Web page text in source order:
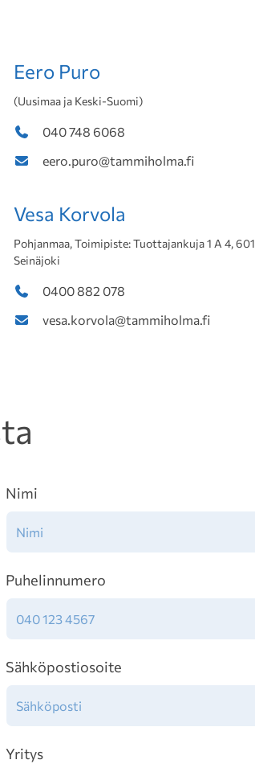
Eero Puro
(Uusimaa ja Keski-Suomi)
040 748 6068
eero.puro@tammiholma.fi
Vesa Korvola
Pohjanmaa, Toimipiste: Tuottajankuja 1 A 4,
Seinäjoki
0400 882 078
vesa.korvola@tammiholma.fi
Nimi
Puhelinnumero
Sähköpostiosoite
Yritys